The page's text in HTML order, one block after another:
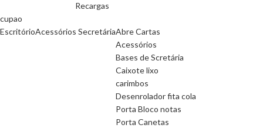
Recargas
cupao
EscritórioAcessórios SecretáriaAbre Cartas
Acessórios
Bases de Scretária
Caixote lixo
carimbos
Desenrolador fita cola
Porta Bloco notas
Porta Canetas